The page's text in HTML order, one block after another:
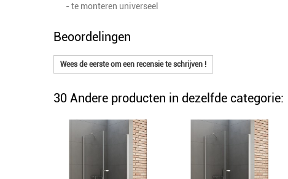
- te monteren universeel
Beoordelingen
Wees de eerste om een recensie te schrijven !
30 Andere producten in dezelfde categorie: